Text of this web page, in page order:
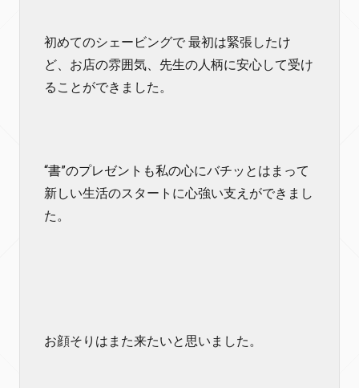
初めてのシェービングで 最初は緊張したけ
ど、お店の雰囲気、先生の人柄に安心して受け
ることができました。
“書”のプレゼントも私の心にバチッとはまって
新しい生活のスタートに心強い支えができまし
た。
お顔そりはまた来たいと思いました。